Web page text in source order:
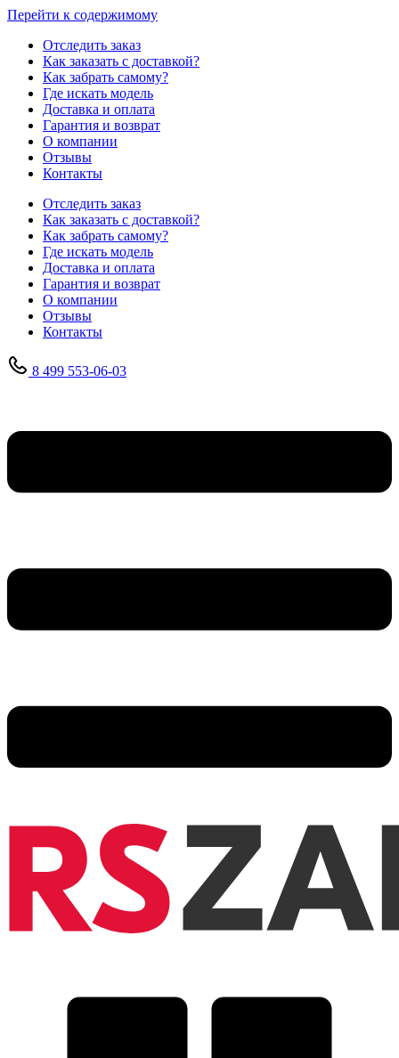
Перейти к содержимому
Отследить заказ
Как заказать с доставкой?
Как забрать самому?
Где искать модель
Доставка и оплата
Гарантия и возврат
О компании
Отзывы
Контакты
Отследить заказ
Как заказать с доставкой?
Как забрать самому?
Где искать модель
Доставка и оплата
Гарантия и возврат
О компании
Отзывы
Контакты
8 499 553-06-03